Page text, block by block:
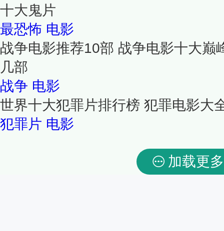
十大鬼片
最恐怖 电影
战争电影推荐10部 战争电影十大巅
几部
战争 电影
世界十大犯罪片排行榜 犯罪电影大
犯罪片 电影
加载更多